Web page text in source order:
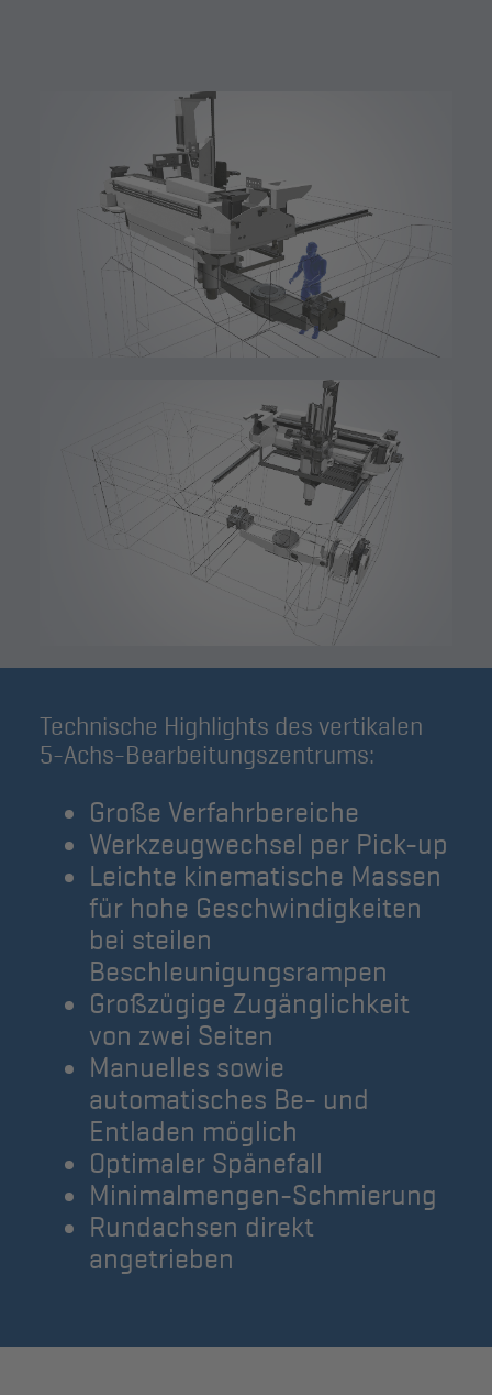
Technische Highlights des vertikalen
5-Achs-Bearbeitungszentrums:
Große Verfahrbereiche
Werkzeugwechsel per Pick-up
Leichte kinematische Massen
für hohe Geschwindigkeiten
bei steilen
Beschleunigungsrampen
Großzügige Zugänglichkeit
von zwei Seiten
Manuelles sowie
automatisches Be- und
Entladen möglich
Optimaler Spänefall
Minimalmengen-Schmierung
Rundachsen direkt
angetrieben